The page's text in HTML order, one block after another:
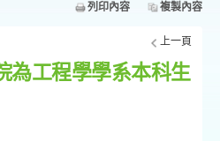
列印內容 複製內容
上一頁
為工程學學系本科生